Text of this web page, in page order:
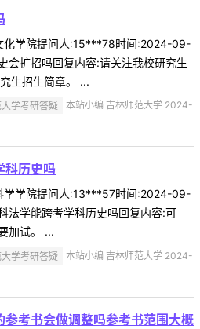
化学院提问人:15***78时间:2024-09-
会扩招吗回复内容:请关注我校研究生
生招生简章。 ...
学考研答疑
本站小编 吉林师范大学 2024-
科历史吗
学学院提问人:13***57时间:2024-09-
法学能跨考学科历史吗回复内容:可
加试。 ...
学考研答疑
本站小编 吉林师范大学 2024-
考书会做调整吗参考书范围大概